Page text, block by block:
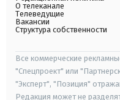
О телеканале
Телеведущие
Вакансии
Структура собственности
Все коммерческие
"Спецпроект" или
"Эксперт", "Позиция"
Редакция может не